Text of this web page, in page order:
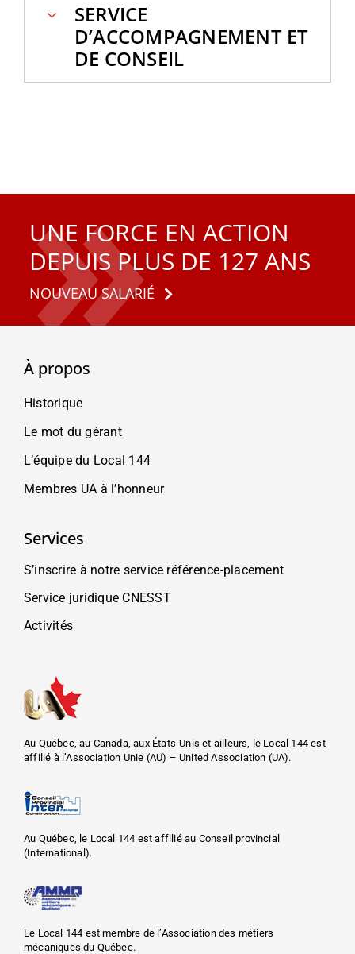
SERVICE
D’ACCOMPAGNEMENT ET
DE CONSEIL
UNE FORCE EN ACTION
DEPUIS PLUS DE 127 ANS
NOUVEAU SALARIÉ
À propos
Historique
Le mot du gérant
L’équipe du Local 144
Membres UA à l’honneur
Services
S’inscrire à notre service référence-placement
Service juridique CNESST
Activités
Au Québec, au Canada, aux États-Unis et ailleurs, le Local 144 est
affilié à l’Association Unie (AU) – United Association (UA).
Au Québec, le Local 144 est affilié au Conseil provincial
(International).
Le Local 144 est membre de l’Association des métiers
mécaniques du Québec.